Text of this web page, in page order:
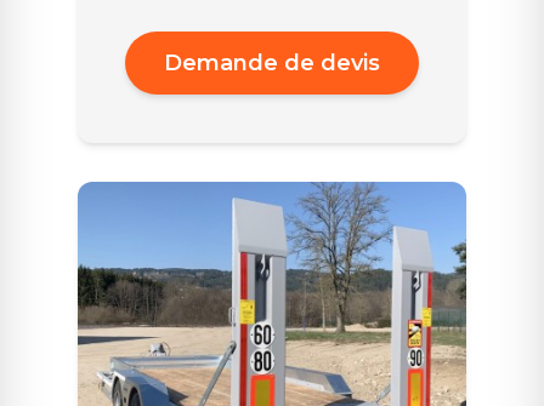
Demande de devis